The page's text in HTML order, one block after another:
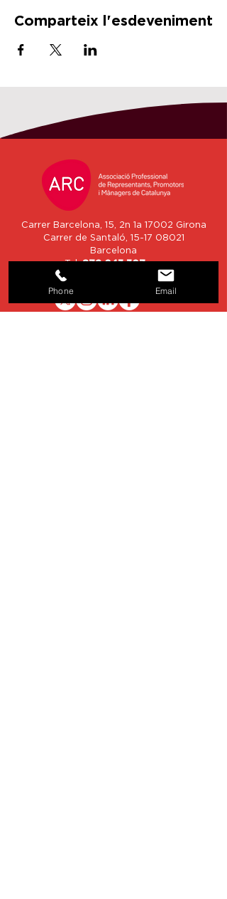
Comparteix l'esdeveniment
Carrer Barcelona, 15, 2n 1a 17002 Girona
Carrer de Santaló, 15-17 08021
Barcelona
Tel:872 043 307·
associacio@arcatalunya.cat
Phone Email